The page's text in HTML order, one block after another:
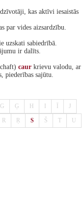
kas aktīvi iesaistās
par vides aizsardzību.
uzskati sabiedrībā.
ir dalīts.
caur krievu valodu, ar
piederības sajūtu.
G Ģ H J
R Ŗ S Š T U